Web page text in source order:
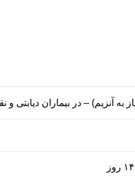
به آنزیم) – در بیماران دیابتی